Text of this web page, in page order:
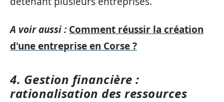
A voir aussi : Comment réussir la création
d'une entreprise en Corse ?
4. Gestion financière :
rationalisation des ressources